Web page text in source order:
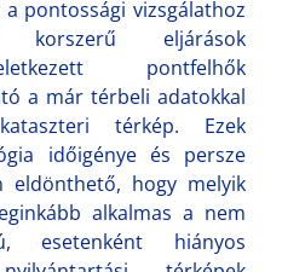
pontossági vizsgálathoz
korszerű eljárások
pontfelhők
a már térbeli adatokkal
térkép. Ezek
időigénye és persze
eldönthető, hogy melyik
alkalmas a nem
esetenként hiányos